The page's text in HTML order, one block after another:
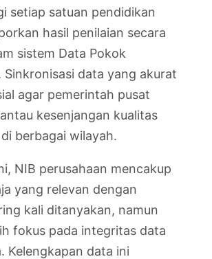
setiap satuan pendidikan
hasil penilaian secara
sistem Data Pokok
Sinkronisasi data yang akurat
agar pemerintah pusat
kesenjangan kualitas
berbagai wilayah.
NIB perusahaan mencakup
yang relevan dengan
kali ditanyakan, namun
fokus pada integritas data
Kelengkapan data ini